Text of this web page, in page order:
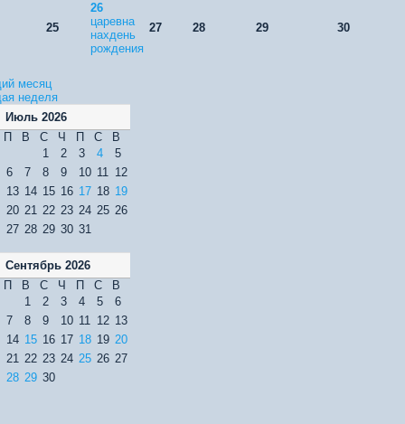
25
26
царевна
нахдень
рождения
27 28 29 30
месяц
неделя
Июль 2026
П
В С Ч П С
В
1
2 3 4
5
6
7 8 9 10 11 12
13 14 15 16 17 18 19
20 21 22 23 24 25 26
27 28 29 30 31
Сентябрь 2026
П
В С Ч П С
В
1
2 3 4 5
6
7
8 9 10 11 12 13
14 15 16 17 18 19 20
21 22 23 24 25 26 27
28 29 30